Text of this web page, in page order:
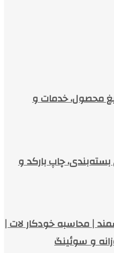
محصول، خدمات و
بسته‌بندی، چاپ بارکد و
| محاسبه خودکار لات |
و سوئینگ